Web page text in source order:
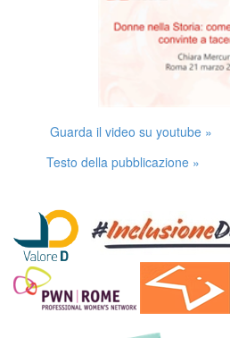
Guarda il video su youtube »
Testo della pubblicazione »